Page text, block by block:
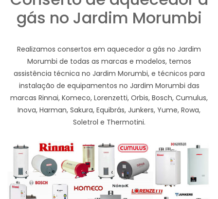
gás no Jardim Morumbi
Realizamos consertos em aquecedor a gás no Jardim
Morumbi de todas as marcas e modelos, temos
assistência técnica no Jardim Morumbi, e técnicos para
instalação de equipamentos no Jardim Morumbi das
marcas Rinnai, Komeco, Lorenzetti, Orbis, Bosch, Cumulus,
Inova, Harman, Sakura, Equibrás, Junkers, Yume, Rowa,
Soletrol e Thermotini.